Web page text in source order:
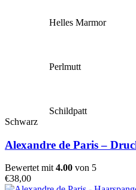
Helles Marmor
Perlmutt
Schildpatt
Schwarz
Alexandre de Paris –
Bewertet mit4.00 von 5
€38,00